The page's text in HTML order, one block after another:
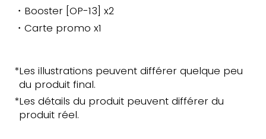
・Booster [OP-13] x2
・Carte promo x1
*Les illustrations peuvent différer quelque peu
du produit final.
*Les détails du produit peuvent différer du
produit réel.